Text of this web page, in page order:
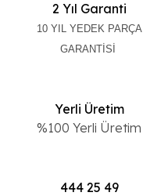
2 Yıl Garanti
10 YIL YEDEK PARÇA
GARANTİSİ
Yerli Üretim
%100 Yerli Üretim
444 25 49